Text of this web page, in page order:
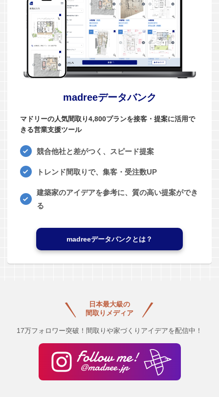
madreeデータバンク
マドリーの人気間取り4,800プランを接客・提案に活用で
きる営業支援ツール
競合他社と差がつく、スピード提案
トレンド間取りで、集客・受注数UP
建築家のアイデアを参考に、質の高い提案ができ
る
madreeデータバンクとは？
日本最大級の
間取りメディア
17万フォロワー突破！間取りや家づくりアイデアを配信中！